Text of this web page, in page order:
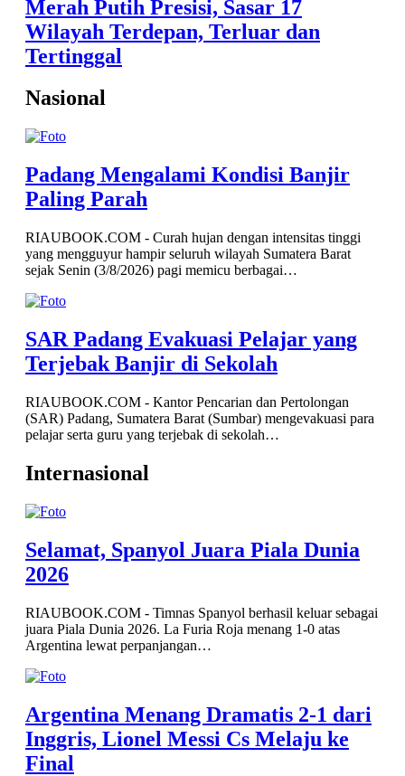
Merah Putih Presisi, Sasar 17
Wilayah Terdepan, Terluar dan
Tertinggal
Nasional
Padang Mengalami Kondisi Banjir
Paling Parah
RIAUBOOK.COM - Curah hujan dengan intensitas tinggi
yang mengguyur hampir seluruh wilayah Sumatera Barat
sejak Senin (3/8/2026) pagi memicu berbagai…
SAR Padang Evakuasi Pelajar yang
Terjebak Banjir di Sekolah
RIAUBOOK.COM - Kantor Pencarian dan Pertolongan
(SAR) Padang, Sumatera Barat (Sumbar) mengevakuasi para
pelajar serta guru yang terjebak di sekolah…
Internasional
Selamat, Spanyol Juara Piala Dunia
2026
RIAUBOOK.COM - Timnas Spanyol berhasil keluar sebagai
juara Piala Dunia 2026. La Furia Roja menang 1-0 atas
Argentina lewat perpanjangan…
Argentina Menang Dramatis 2-1 dari
Inggris, Lionel Messi Cs Melaju ke
Final